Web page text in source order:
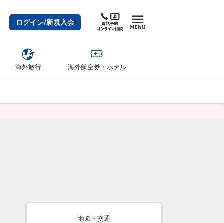
ログイン/新規入会
海外旅行 海外航空券・ホテル
地図・交通